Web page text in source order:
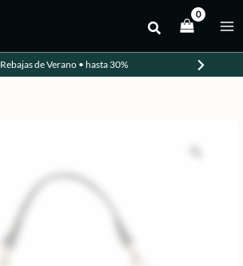
Rebajas de Verano • hasta 30%